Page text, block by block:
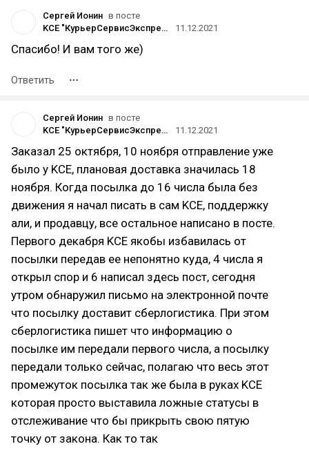
Сергей Ионин в посте
KCE "КурьерСервисЭкспресс" отказалась доставлять заказ забрав его на свой склад и удерживая
11.12.2021
Спасибо! И вам того же)
Ответить
Сергей Ионин в посте
KCE "КурьерСервисЭкспресс" отказалась доставлять заказ забрав его на свой склад и удерживая
11.12.2021
Заказал 25 октября, 10 ноября отправление уже
было у KCE, плановая доставка значилась 18
ноября. Когда посылка до 16 числа была без
движения я начал писать в сам KCE, поддержку
али, и продавцу, все остальное написано в посте.
Первого декабря KCE якобы избавилась от
посылки передав ее непонятно куда, 4 числа я
открыл спор и 6 написал здесь пост, сегодня
утром обнаружил письмо на электронной почте
что посылку доставит сберлогистика. При этом
сберлогистика пишет что информацию о
посылке им передали первого числа, а посылку
передали только сейчас, полагаю что весь этот
промежуток посылка так же была в руках KCE
которая просто выставила ложные статусы в
отслеживание что бы прикрыть свою пятую
точку от закона. Как то так